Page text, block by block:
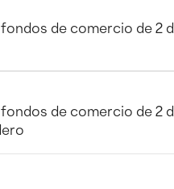
de comercio de 2
de comercio de 2